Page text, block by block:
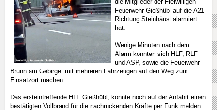
die Mitglieder der Freiwilligen
Feuerwehr Gießhübl auf die A21
Richtung Steinhäusl alarmiert
hat.
Wenige Minuten nach dem
Alarm konnten sich HLF, RLF
und ASP, sowie die Feuerwehr
Brunn am Gebirge, mit mehreren Fahrzeugen auf den Weg zum
Einsatzort machen.
Das ersteintreffende HLF Gießhübl, konnte noch auf der Anfahrt einen
bestätigten Vollbrand für die nachrückenden Kräfte per Funk melden.